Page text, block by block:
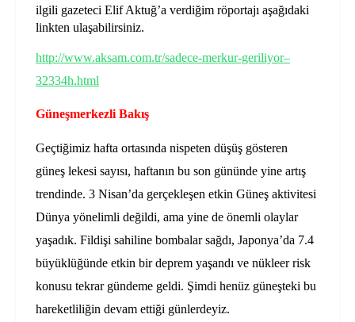
ilgili gazeteci Elif Aktuğ’a verdiğim röportajı aşağıdaki
linkten ulaşabilirsiniz.
http://www.aksam.com.tr/sadece-merkur-geriliyor–
32334h.html
Güneşmerkezli Bakış
Geçtiğimiz hafta ortasında nispeten düşüş gösteren
güneş lekesi sayısı, haftanın bu son gününde yine artış
trendinde. 3 Nisan’da gerçekleşen etkin Güneş aktivitesi
Dünya yönelimli değildi, ama yine de önemli olaylar
yaşadık. Fildişi sahiline bombalar sağdı, Japonya’da 7.4
büyüklüğünde etkin bir deprem yaşandı ve nükleer risk
konusu tekrar gündeme geldi. Şimdi henüz güneşteki bu
hareketliliğin devam ettiği günlerdeyiz.